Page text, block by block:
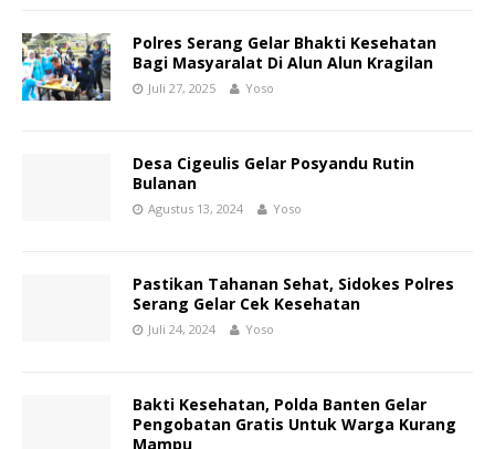
Polres Serang Gelar Bhakti Kesehatan
Bagi Masyaralat Di Alun Alun Kragilan
Juli 27, 2025 Yoso
Desa Cigeulis Gelar Posyandu Rutin
Bulanan
Agustus 13, 2024 Yoso
Pastikan Tahanan Sehat, Sidokes Polres
Serang Gelar Cek Kesehatan
Juli 24, 2024 Yoso
Bakti Kesehatan, Polda Banten Gelar
Pengobatan Gratis Untuk Warga Kurang
Mampu